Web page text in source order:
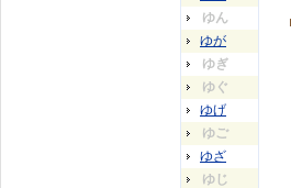
ゆん
ゆが
ゆぎ
ゆぐ
ゆげ
ゆご
ゆざ
ゆじ